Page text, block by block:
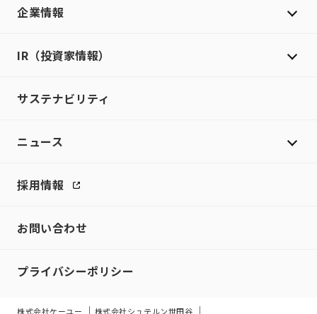
企業情報
IR（投資家情報）
サステナビリティ
ニュース
採用情報
お問い合わせ
プライバシーポリシー
株式会社ケーユー 株式会社シュテルン世田谷